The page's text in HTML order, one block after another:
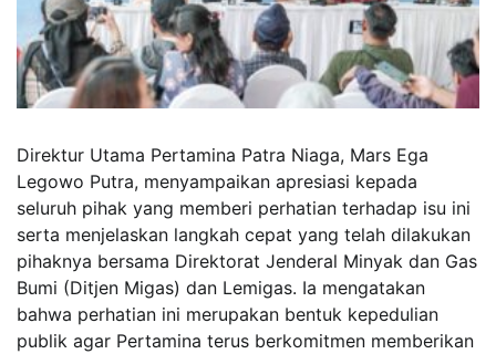
Direktur Utama Pertamina Patra Niaga, Mars Ega
Legowo Putra, menyampaikan apresiasi kepada
seluruh pihak yang memberi perhatian terhadap isu ini
serta menjelaskan langkah cepat yang telah dilakukan
pihaknya bersama Direktorat Jenderal Minyak dan Gas
Bumi (Ditjen Migas) dan Lemigas. Ia mengatakan
bahwa perhatian ini merupakan bentuk kepedulian
publik agar Pertamina terus berkomitmen memberikan